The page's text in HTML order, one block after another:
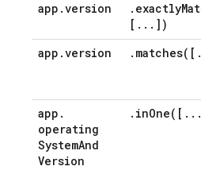
app .version .
[ . . . ])
app .version . matches( [ .
app .
operating
SystemAnd
Version
. inOne( [ . . .